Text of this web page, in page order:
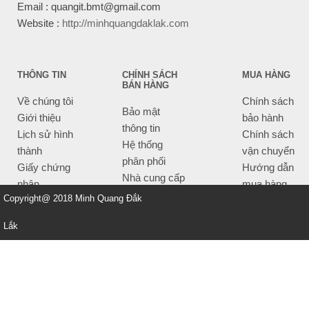
Email : quangit.bmt@gmail.com
Website : http://minhquangdaklak.com
THÔNG TIN
Về chúng tôi
Giới thiệu
Lịch sử hình
thành
Giấy chứng
nhận
CHÍNH SÁCH
BÁN HÀNG
Bảo mật
thông tin
Hệ thống
phân phối
Nhà cung cấp
Tiêu chí bán
MUA HÀNG
Chính sách
bảo hành
Chính sách
vận chuyển
Hướng dẫn
mua hàng
Copyright@ 2018 Minh Quang Đắk
Lắk